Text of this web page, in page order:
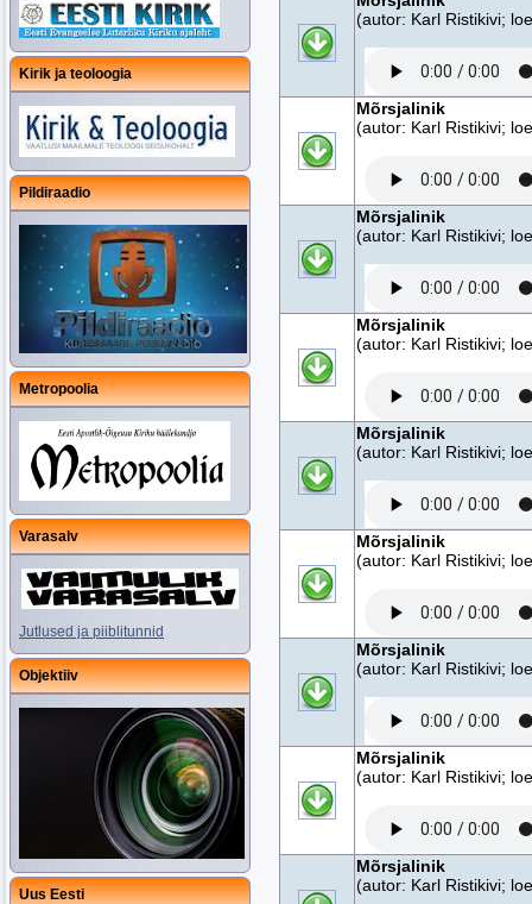
Kirik ja teoloogia
Pildiraadio
Metropoolia
Varasalv
Jutlused ja piiblitunnid
Objektiiv
Uus Eesti
(autor: Karl Ristikivi;
Mõrsjalinik
(autor: Karl Ristikivi;
Mõrsjalinik
(autor: Karl Ristikivi;
Mõrsjalinik
(autor: Karl Ristikivi;
Mõrsjalinik
(autor: Karl Ristikivi;
Mõrsjalinik
(autor: Karl Ristikivi;
Mõrsjalinik
(autor: Karl Ristikivi;
Mõrsjalinik
(autor: Karl Ristikivi;
Mõrsjalinik
(autor: Karl Ristikivi;